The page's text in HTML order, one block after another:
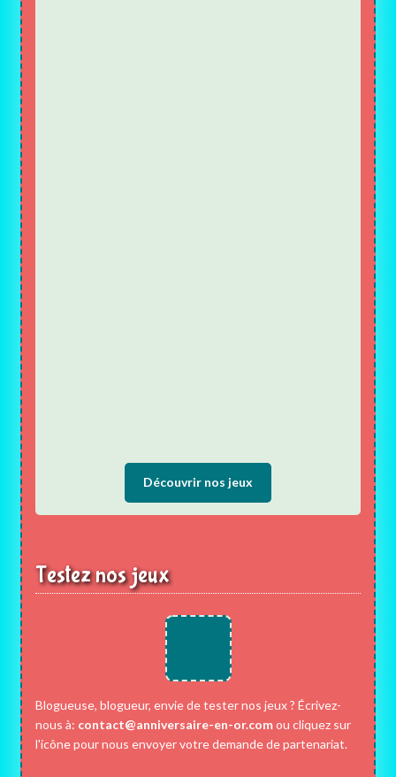
Découvrir nos jeux
Testez nos jeux
Blogueuse, blogueur, envie de tester nos jeux ? Écrivez-
nous à: contact@anniversaire-en-or.comou cliquez sur
l'icône pour nous envoyer votre demande de partenariat.